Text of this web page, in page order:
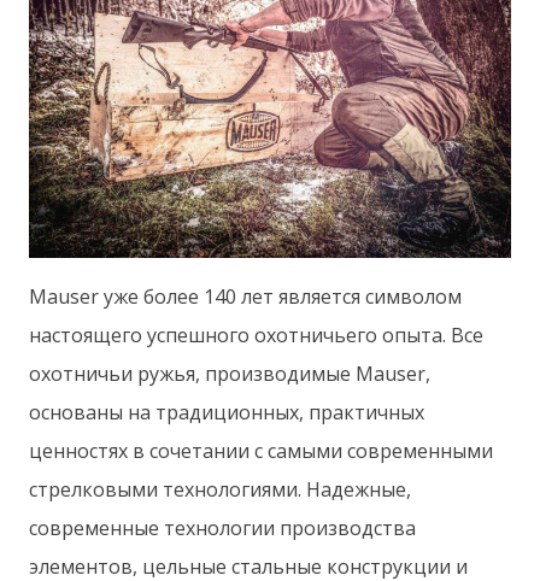
Mauser уже более 140 лет является символом
настоящего успешного охотничьего опыта. Все
охотничьи ружья, производимые Mauser,
основаны на традиционных, практичных
ценностях в сочетании с самыми современными
стрелковыми технологиями. Надежные,
современные технологии производства
элементов, цельные стальные конструкции и